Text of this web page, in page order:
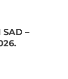
SAD –